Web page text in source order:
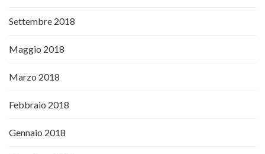
Settembre 2018
Maggio 2018
Marzo 2018
Febbraio 2018
Gennaio 2018